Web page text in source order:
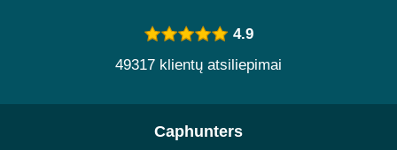
4.9
49317 klientų atsiliepimai
Caphunters